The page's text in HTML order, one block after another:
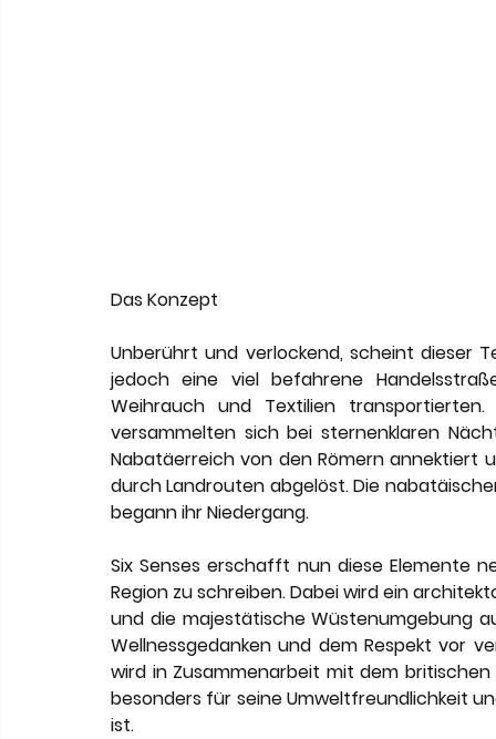
Das Konzept
Unberührt und verlockend, scheint dieser
jedoch eine viel befahrene
Weihrauch und Textilien
versammelten sich bei sternenklaren
Nabatäerreich von den Römern annektiert
durch Landrouten abgelöst. Die
begann ihr Niedergang.
Six Senses erschafft nun diese Elemente
Region zu schreiben. Dabei wird ein
und die majestätische Wüstenumgebung
Wellnessgedanken und dem Respekt vor
wird in Zusammenarbeit mit dem
besonders für seine Umweltfreundlichkeit
ist.